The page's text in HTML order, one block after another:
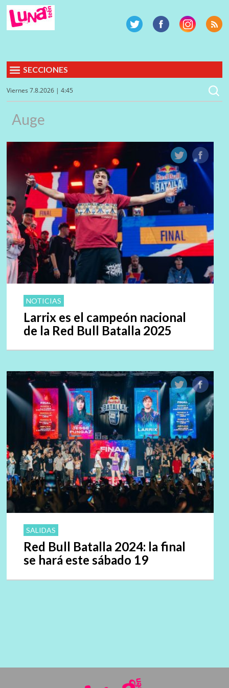
SECCIONES
Viernes 7.8.2026 | 4:45
Auge
NOTICIAS
Larrix es el campeón nacional
de la Red Bull Batalla 2025
SALIDAS
Red Bull Batalla 2024: la final
se hará este sábado 19